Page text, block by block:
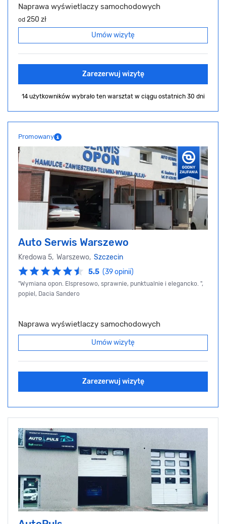
Naprawa wyświetlaczy samochodowych
od 250 zł
Umów wizytę
Zarezerwuj wizytę
14 użytkowników wybrało ten warsztat w ciągu ostatnich 30 dni
Promowany
Auto Serwis Warszewo
Kredowa 5, Warszewo, Szczecin
5.5 (39 opinii)
"Wymiana opon. Elspresowo, sprawnie, punktualnie i elegancko. ",
popiel, Dacia Sandero
Naprawa wyświetlaczy samochodowych
Umów wizytę
Zarezerwuj wizytę